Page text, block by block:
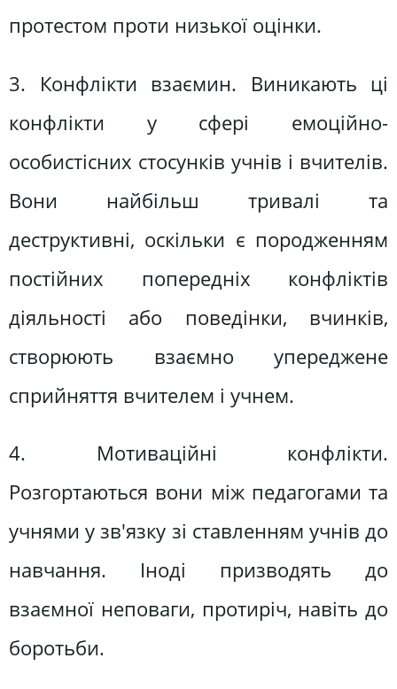
протестом проти низької оцінки.
3. Конфлікти взаємин. Виникають ці
конфлікти у сфері емоційно-
особистісних стосунків учнів і вчителів.
Вони найбільш тривалі та
деструктивні, оскільки є породженням
постійних попередніх конфліктів
діяльності або поведінки, вчинків,
створюють взаємно упереджене
сприйняття вчителем і учнем.
4. Мотиваційні конфлікти.
Розгортаються вони між педагогами та
учнями у зв'язку зі ставленням учнів до
навчання. Іноді призводять до
взаємної неповаги, протиріч, навіть до
боротьби.